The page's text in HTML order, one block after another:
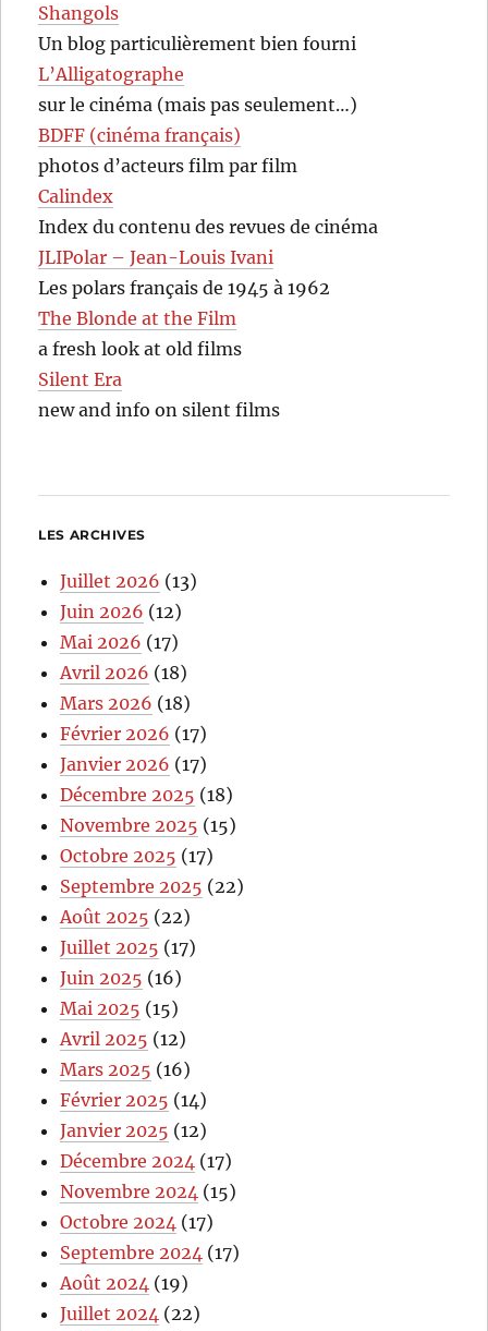
Shangols
Un blog particulièrement bien fourni
L’Alligatographe
sur le cinéma (mais pas seulement…)
BDFF (cinéma français)
photos d’acteurs film par film
Calindex
Index du contenu des revues de cinéma
JLIPolar – Jean-Louis Ivani
Les polars français de 1945 à 1962
The Blonde at the Film
a fresh look at old films
Silent Era
new and info on silent films
LES ARCHIVES
Juillet 2026 (13)
Juin 2026 (12)
Mai 2026 (17)
Avril 2026 (18)
Mars 2026 (18)
Février 2026 (17)
Janvier 2026 (17)
Décembre 2025 (18)
Novembre 2025 (15)
Octobre 2025 (17)
Septembre 2025 (22)
Août 2025 (22)
Juillet 2025 (17)
Juin 2025 (16)
Mai 2025 (15)
Avril 2025 (12)
Mars 2025 (16)
Février 2025 (14)
Janvier 2025 (12)
Décembre 2024 (17)
Novembre 2024 (15)
Octobre 2024 (17)
Septembre 2024 (17)
Août 2024 (19)
Juillet 2024 (22)